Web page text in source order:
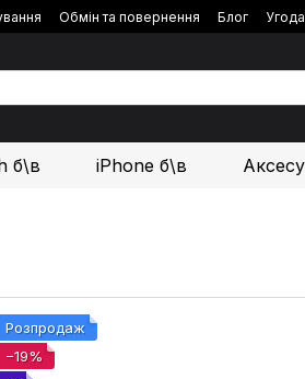
Обмін та повернення Блог
б\в iPhone б\в
Розпродаж
−19%